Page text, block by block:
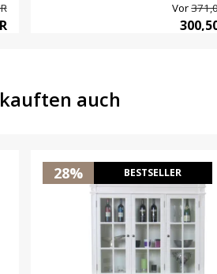
Vor
auch
28% BESTSELLER